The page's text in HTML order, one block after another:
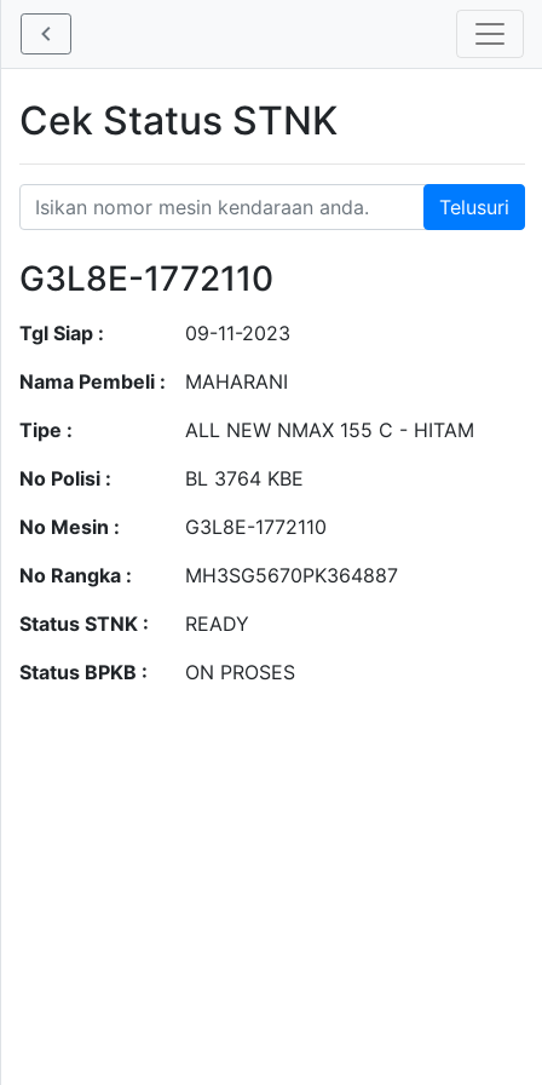
Cek Status STNK
G3L8E-1772110
Tgl Siap :
09-11-2023
Nama Pembeli :
MAHARANI
Tipe :
ALL NEW NMAX 155 C - HITAM
No Polisi :
BL 3764 KBE
No Mesin :
G3L8E-1772110
No Rangka :
MH3SG5670PK364887
Status STNK :
READY
Status BPKB :
ON PROSES